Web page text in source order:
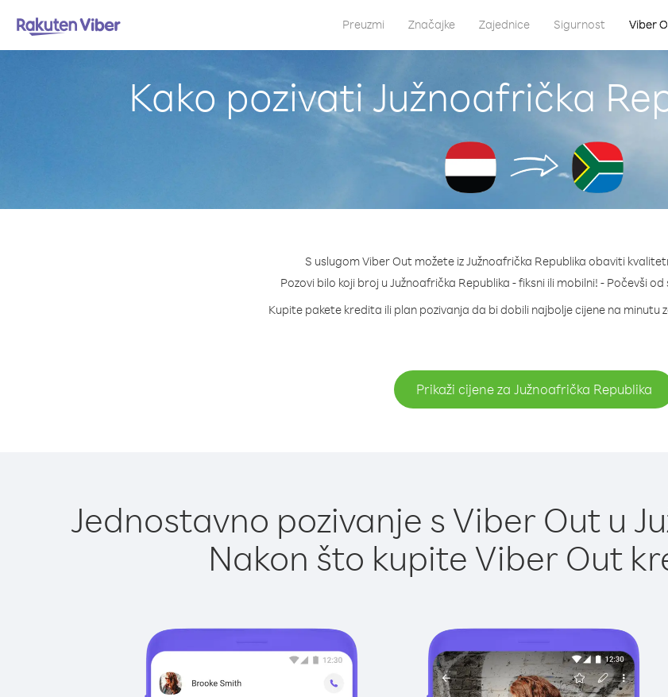
Preuzmi Značajke Zajednice Sigurnost Viber
Kako pozivati Južnoafrička
S uslugom Viber Out možete iz Južnoafrička Republika obaviti
Pozovi bilo koji broj u Južnoafrička Republika - fiksni ili mobilni! - Počevši
Kupite pakete kredita ili plan pozivanja da bi dobili najbolje cijene na minutu
Prikaži cijene za Južnoafrička Republika
Jednostavno pozivanje s Viber Out u
Nakon što kupite Viber Out